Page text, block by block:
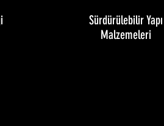
Sürdürülebilir Yapı
Malzemeleri